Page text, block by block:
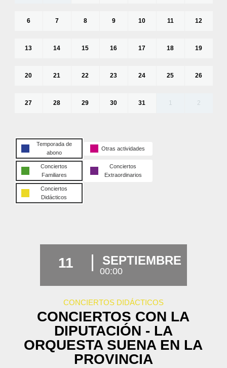
6 7 8 9 10 11 12
13 14 15 16 17 18 19
20 21 22 23 24 25 26
27 28 29 30 31 1 2
Temporada de
abono
Otras actividades
Conciertos
Familiares
Conciertos
Extraordinarios
Conciertos
Didácticos
11 SEPTIEMBRE
00:00
CONCIERTOS DIDÁCTICOS
CONCIERTOS CON LA
DIPUTACIÓN - LA
ORQUESTA SUENA EN LA
PROVINCIA